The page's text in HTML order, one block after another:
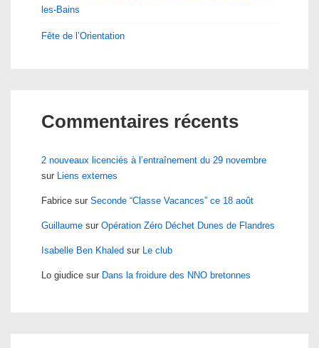
les-Bains
Fête de l’Orientation
Commentaires récents
2 nouveaux licenciés à l’entraînement du 29 novembre
sur Liens externes
Fabrice sur Seconde “Classe Vacances” ce 18 août
Guillaume sur Opération Zéro Déchet Dunes de Flandres
Isabelle Ben Khaled sur Le club
Lo giudice sur Dans la froidure des NNO bretonnes